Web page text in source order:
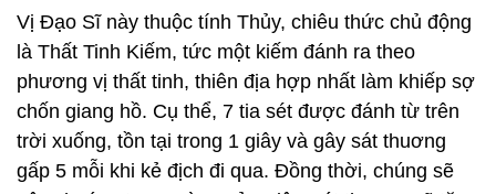
Vị Đạo Sĩ này thuộc tính Thủy, chiêu thức chủ động
là Thất Tinh Kiếm, tức một kiếm đánh ra theo
phương vị thất tinh, thiên địa hợp nhất làm khiếp sợ
chốn giang hồ. Cụ thể, 7 tia sét được đánh từ trên
trời xuống, tồn tại trong 1 giây và gây sát thuơng
gấp 5 mỗi khi kẻ địch đi qua. Đồng thời, chúng sẽ